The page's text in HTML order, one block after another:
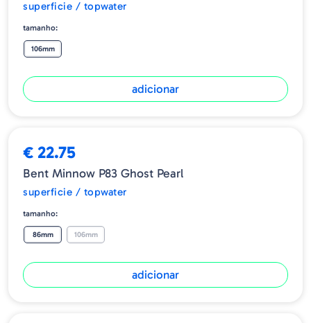
superficie / topwater
tamanho:
106mm
adicionar
€ 22.75
Bent Minnow P83 Ghost Pearl
superficie / topwater
tamanho:
86mm 106mm
adicionar